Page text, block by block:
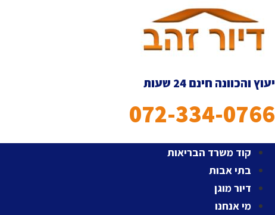
לתוכן
יעוץ והכוונה חינם 24 שעות
072-334-0766
קוד משרד הבריאות
בתי אבות
דיור מוגן
מי אנחנו